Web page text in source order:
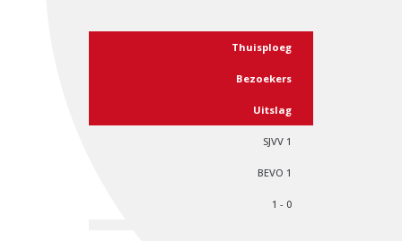
Thuisploeg
Bezoekers
Uitslag
SJVV 1
BEVO 1
1 - 0